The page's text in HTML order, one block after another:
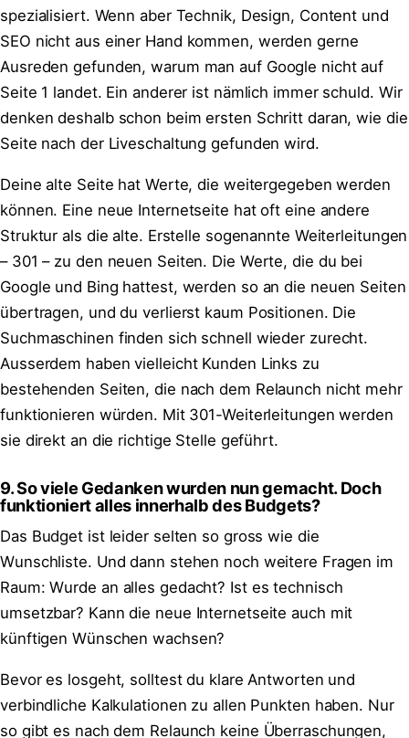
spezialisiert. Wenn aber Technik, Design, Content und
SEO nicht aus einer Hand kommen, werden gerne
Ausreden gefunden, warum man auf Google nicht auf
Seite 1 landet. Ein anderer ist nämlich immer schuld. Wir
denken deshalb schon beim ersten Schritt daran, wie die
Seite nach der Liveschaltung gefunden wird.
Deine alte Seite hat Werte, die weitergegeben werden
können. Eine neue Internetseite hat oft eine andere
Struktur als die alte. Erstelle sogenannte Weiterleitungen
– 301 – zu den neuen Seiten. Die Werte, die du bei
Google und Bing hattest, werden so an die neuen Seiten
übertragen, und du verlierst kaum Positionen. Die
Suchmaschinen finden sich schnell wieder zurecht.
Ausserdem haben vielleicht Kunden Links zu
bestehenden Seiten, die nach dem Relaunch nicht mehr
funktionieren würden. Mit 301-Weiterleitungen werden
sie direkt an die richtige Stelle geführt.
9. So viele Gedanken wurden nun gemacht. Doch
funktioniert alles innerhalb des Budgets?
Das Budget ist leider selten so gross wie die
Wunschliste. Und dann stehen noch weitere Fragen im
Raum: Wurde an alles gedacht? Ist es technisch
umsetzbar? Kann die neue Internetseite auch mit
künftigen Wünschen wachsen?
Bevor es losgeht, solltest du klare Antworten und
verbindliche Kalkulationen zu allen Punkten haben. Nur
so gibt es nach dem Relaunch keine Überraschungen,